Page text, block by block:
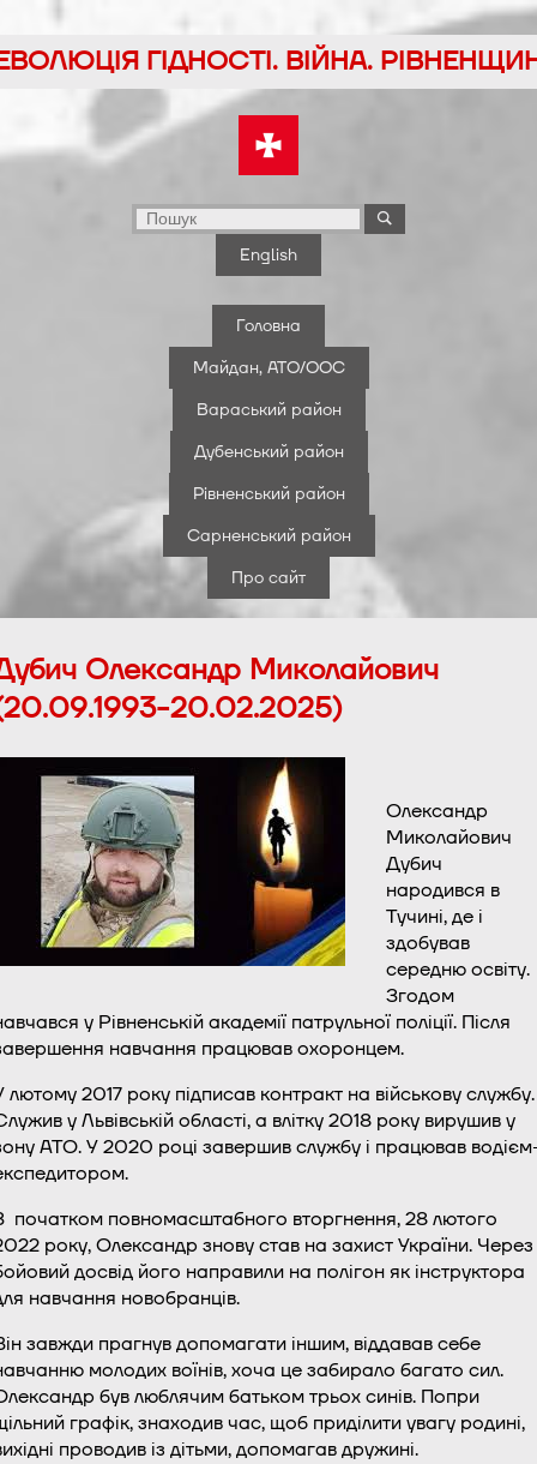
ГІДНОСТІ. ВІЙНА.
English
Головна
Майдан, АТО/ООС
Вараський район
Дубенський район
Рівненський район
Сарненський район
Про сайт
Олександр Миколайович
20.02.2025)
Олександр
Миколайович
Дубич
народився в
Тучині, де і
здобував
середню освіту.
Згодом
у Рівненській академії патрульної поліції. Після
навчання працював охоронцем.
лютому 2017 року підписав контракт на військову службу.
у Львівській області, а влітку 2018 року вирушив у
АТО. У 2020 році завершив службу і працював
початком повномасштабного вторгнення, 28 лютого
року, Олександр знову став на захист України. Через
досвід його направили на полігон як інструктора
навчання новобранців.
завжди прагнув допомагати іншим, віддавав себе
молодих воїнів, хоча це забирало багато сил.
був люблячим батьком трьох синів. Попри
графік, знаходив час, щоб приділити увагу родині,
проводив із дітьми, допомагав дружині.